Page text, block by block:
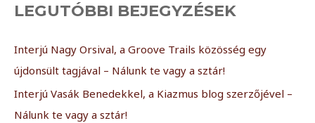
LEGUTÓBBI BEJEGYZÉSEK
Interjú Nagy Orsival, a Groove Trails közösség egy
újdonsült tagjával – Nálunk te vagy a sztár!
Interjú Vasák Benedekkel, a Kiazmus blog szerzőjével –
Nálunk te vagy a sztár!